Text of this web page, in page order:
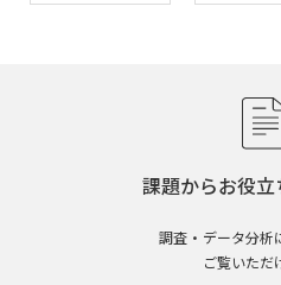
課題からお役
調査・データ分析
ご覧いただ